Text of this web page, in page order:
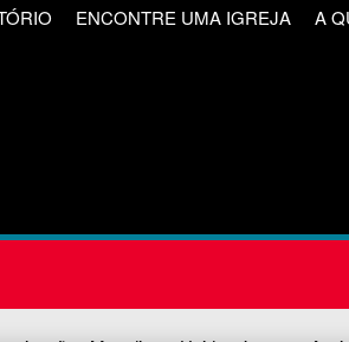
ENCONTRE UMA IGREJA A